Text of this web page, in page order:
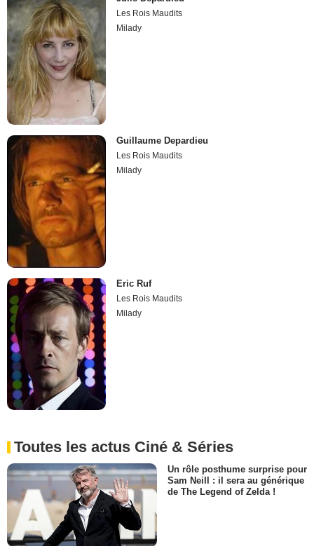
Les Rois Maudits
Milady
Guillaume Depardieu
Les Rois Maudits
Milady
Eric Ruf
Les Rois Maudits
Milady
Toutes les actus Ciné & Séries
Un rôle posthume surprise pour
Sam Neill : il sera au générique
de The Legend of Zelda !